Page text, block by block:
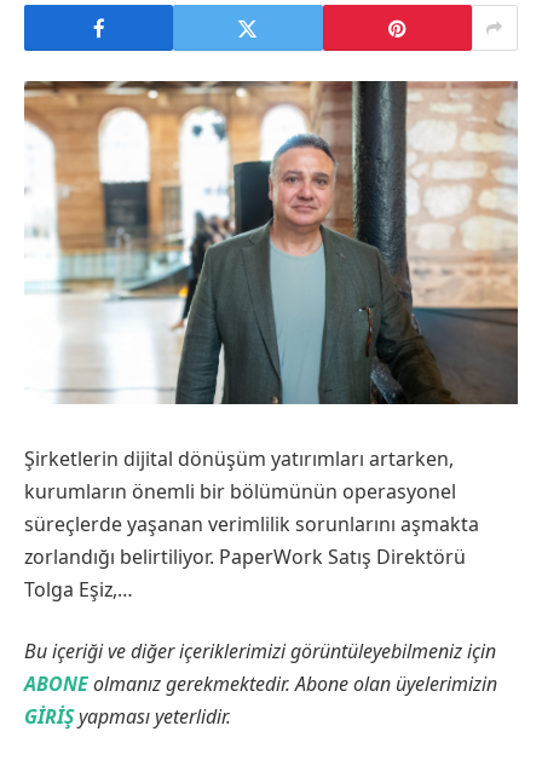
Şirketlerin dijital dönüşüm yatırımları artarken,
kurumların önemli bir bölümünün operasyonel
süreçlerde yaşanan verimlilik sorunlarını aşmakta
zorlandığı belirtiliyor. PaperWork Satış Direktörü
Tolga Eşiz,…
Bu içeriği ve diğer içeriklerimizi görüntüleyebilmeniz için
ABONEolmanız gerekmektedir. Abone olan üyelerimizin
GİRİŞyapması yeterlidir.